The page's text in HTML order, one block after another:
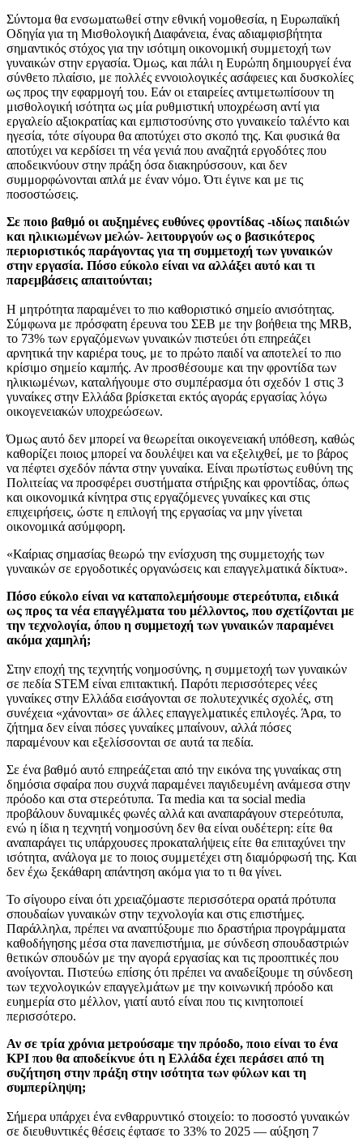
Σύντομα θα ενσωματωθεί στην εθνική νομοθεσία, η Ευρωπαϊκή
Οδηγία για τη Μισθολογική Διαφάνεια, ένας αδιαμφισβήτητα
σημαντικός στόχος για την ισότιμη οικονομική συμμετοχή των
γυναικών στην εργασία. Όμως, και πάλι η Ευρώπη δημιουργεί ένα
σύνθετο πλαίσιο, με πολλές εννοιολογικές ασάφειες και δυσκολίες
ως προς την εφαρμογή του. Εάν οι εταιρείες αντιμετωπίσουν τη
μισθολογική ισότητα ως μία ρυθμιστική υποχρέωση αντί για
εργαλείο αξιοκρατίας και εμπιστοσύνης στο γυναικείο ταλέντο και
ηγεσία, τότε σίγουρα θα αποτύχει στο σκοπό της. Και φυσικά θα
αποτύχει να κερδίσει τη νέα γενιά που αναζητά εργοδότες που
αποδεικνύουν στην πράξη όσα διακηρύσσουν, και δεν
συμμορφώνονται απλά με έναν νόμο. Ότι έγινε και με τις
ποσοστώσεις.
Σε ποιο βαθμό οι αυξημένες ευθύνες φροντίδας -ιδίως παιδιών
και ηλικιωμένων μελών- λειτουργούν ως ο βασικότερος
περιοριστικός παράγοντας για τη συμμετοχή των γυναικών
στην εργασία. Πόσο εύκολο είναι να αλλάξει αυτό και τι
παρεμβάσεις απαιτούνται;
Η μητρότητα παραμένει το πιο καθοριστικό σημείο ανισότητας.
Σύμφωνα με πρόσφατη έρευνα του ΣΕΒ με την βοήθεια της MRB,
το 73% των εργαζόμενων γυναικών πιστεύει ότι επηρεάζει
αρνητικά την καριέρα τους, με το πρώτο παιδί να αποτελεί το πιο
κρίσιμο σημείο καμπής. Αν προσθέσουμε και την φροντίδα των
ηλικιωμένων, καταλήγουμε στο συμπέρασμα ότι σχεδόν 1 στις 3
γυναίκες στην Ελλάδα βρίσκεται εκτός αγοράς εργασίας λόγω
οικογενειακών υποχρεώσεων.
Όμως αυτό δεν μπορεί να θεωρείται οικογενειακή υπόθεση, καθώς
καθορίζει ποιος μπορεί να δουλέψει και να εξελιχθεί, με το βάρος
να πέφτει σχεδόν πάντα στην γυναίκα. Είναι πρωτίστως ευθύνη της
Πολιτείας να προσφέρει συστήματα στήριξης και φροντίδας, όπως
και οικονομικά κίνητρα στις εργαζόμενες γυναίκες και στις
επιχειρήσεις, ώστε η επιλογή της εργασίας να μην γίνεται
οικονομικά ασύμφορη.
«Καίριας σημασίας θεωρώ την ενίσχυση της συμμετοχής των
γυναικών σε εργοδοτικές οργανώσεις και επαγγελματικά δίκτυα».
Πόσο εύκολο είναι να καταπολεμήσουμε στερεότυπα, ειδικά
ως προς τα νέα επαγγέλματα του μέλλοντος, που σχετίζονται με
την τεχνολογία, όπου η συμμετοχή των γυναικών παραμένει
ακόμα χαμηλή;
Στην εποχή της τεχνητής νοημοσύνης, η συμμετοχή των γυναικών
σε πεδία STEM είναι επιτακτική. Παρότι περισσότερες νέες
γυναίκες στην Ελλάδα εισάγονται σε πολυτεχνικές σχολές, στη
συνέχεια «χάνονται» σε άλλες επαγγελματικές επιλογές. Άρα, το
ζήτημα δεν είναι πόσες γυναίκες μπαίνουν, αλλά πόσες
παραμένουν και εξελίσσονται σε αυτά τα πεδία.
Σε ένα βαθμό αυτό επηρεάζεται από την εικόνα της γυναίκας στη
δημόσια σφαίρα που συχνά παραμένει παγιδευμένη ανάμεσα στην
πρόοδο και στα στερεότυπα. Τα media και τα social media
προβάλουν δυναμικές φωνές αλλά και αναπαράγουν στερεότυπα,
ενώ η ίδια η τεχνητή νοημοσύνη δεν θα είναι ουδέτερη: είτε θα
αναπαράγει τις υπάρχουσες προκαταλήψεις είτε θα επιταχύνει την
ισότητα, ανάλογα με το ποιος συμμετέχει στη διαμόρφωσή της. Και
δεν έχω ξεκάθαρη απάντηση ακόμα για το τι θα γίνει.
Το σίγουρο είναι ότι χρειαζόμαστε περισσότερα ορατά πρότυπα
σπουδαίων γυναικών στην τεχνολογία και στις επιστήμες.
Παράλληλα, πρέπει να αναπτύξουμε πιο δραστήρια προγράμματα
καθοδήγησης μέσα στα πανεπιστήμια, με σύνδεση σπουδαστριών
θετικών σπουδών με την αγορά εργασίας και τις προοπτικές που
ανοίγονται. Πιστεύω επίσης ότι πρέπει να αναδείξουμε τη σύνδεση
των τεχνολογικών επαγγελμάτων με την κοινωνική πρόοδο και
ευημερία στο μέλλον, γιατί αυτό είναι που τις κινητοποιεί
περισσότερο.
Αν σε τρία χρόνια μετρούσαμε την πρόοδο, ποιο είναι το ένα
KPI που θα αποδείκνυε ότι η Ελλάδα έχει περάσει από τη
συζήτηση στην πράξη στην ισότητα των φύλων και τη
συμπερίληψη;
Σήμερα υπάρχει ένα ενθαρρυντικό στοιχείο: το ποσοστό γυναικών
σε διευθυντικές θέσεις έφτασε το 33% το 2025 — αύξηση 7